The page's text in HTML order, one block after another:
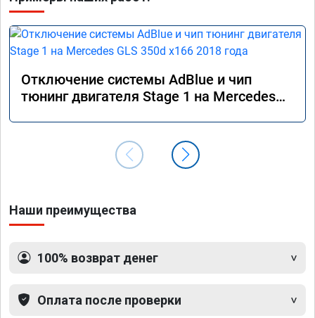
Отключение системы AdBlue и чип
тюнинг двигателя Stage 1 на Mercedes
Наши преимущества
100% возврат денег
Оплата после проверки